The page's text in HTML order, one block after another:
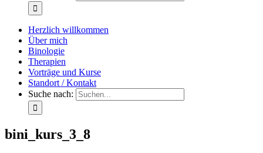
Herzlich willkommen
Über mich
Binologie
Therapien
Vorträge und Kurse
Standort / Kontakt
Suche nach:
bini_kurs_3_8